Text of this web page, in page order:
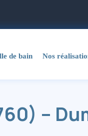
de bain Nos
–